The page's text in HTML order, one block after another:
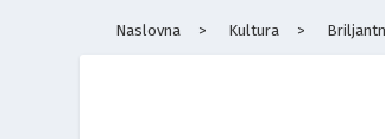
Naslovna > Kultura >